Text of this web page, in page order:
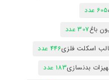
عدد
باغ307 عدد
اسکلت فلزی446 عدد
بدنسازی183 عدد